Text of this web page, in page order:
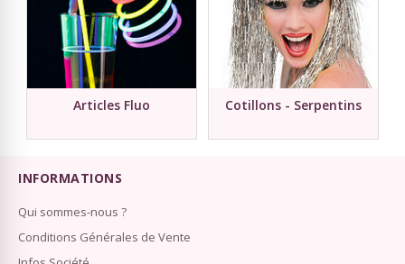
Articles Fluo Cotillons - Serpentins
INFORMATIONS
Qui sommes-nous ?
Conditions Générales de Vente